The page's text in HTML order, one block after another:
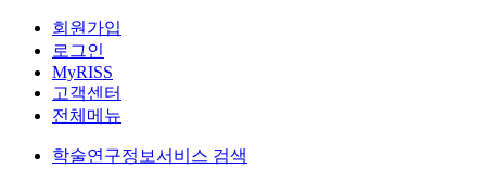
회원가입
로그인
MyRISS
고객센터
전체메뉴
학술연구정보서비스 검색